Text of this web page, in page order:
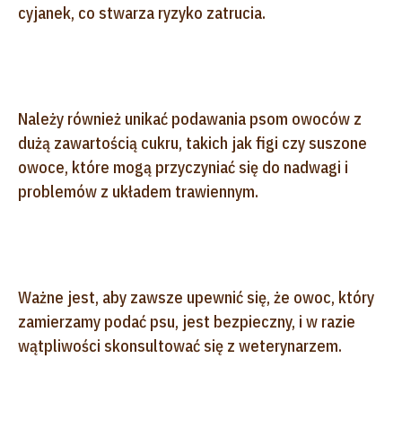
cyjanek, co stwarza ryzyko zatrucia.
Należy również unikać podawania psom owoców z
dużą zawartością cukru, takich jak figi czy suszone
owoce, które mogą przyczyniać się do nadwagi i
problemów z układem trawiennym.
Ważne jest, aby zawsze upewnić się, że owoc, który
zamierzamy podać psu, jest bezpieczny, i w razie
wątpliwości skonsultować się z weterynarzem.